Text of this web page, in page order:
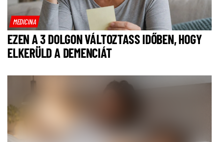
MEDICINA
EZEN A 3 DOLGON VÁLTOZTASS IDŐBEN, HOGY
ELKERÜLD A DEMENCIÁT